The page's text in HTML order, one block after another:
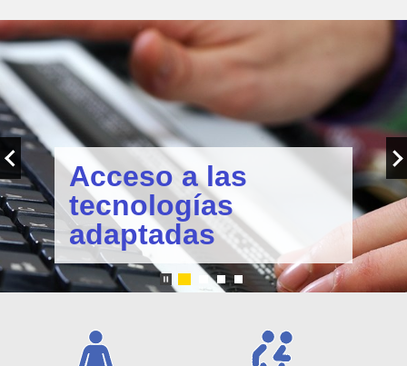
Carrusel
de
imágenes
Diapositiva
Diapositiva
Diapositiva
Diapositiva
Acceso a las
tecnologías
adaptadas
Enlaces